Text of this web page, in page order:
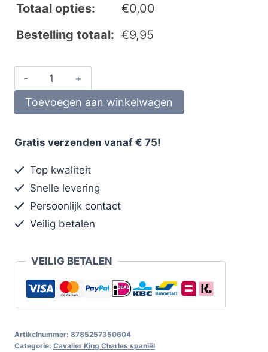
Totaal opties:
€0,00
Bestelling totaal: €9,95
Toevoegen aan winkelwagen
Gratis verzenden vanaf € 75!
Top kwaliteit
Snelle levering
Persoonlijk contact
Veilig betalen
VEILIG BETALEN
Artikelnummer: 8785257350604
Categorie: Cavalier King Charles spaniël